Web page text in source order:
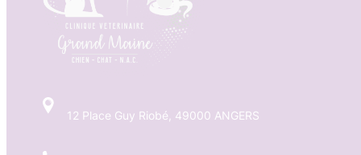
12 Place Guy Riobé, 49000 ANGERS